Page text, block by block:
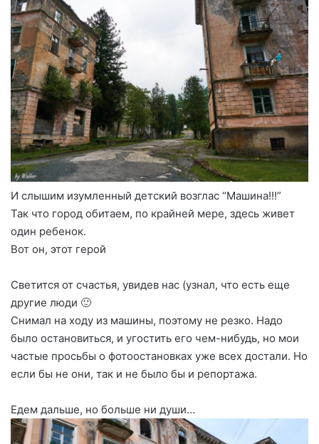
И слышим изумленный детский возглас “Машина!!!”
Так что город обитаем, по крайней мере, здесь живет
один ребенок.
Вот он, этот герой
Светится от счастья, увидев нас (узнал, что есть еще
другие люди 🙂
Снимал на ходу из машины, поэтому не резко. Надо
было остановиться, и угостить его чем-нибудь, но мои
частые просьбы о фотоостановках уже всех достали. Но
если бы не они, так и не было бы и репортажа.
Едем дальше, но больше ни души…